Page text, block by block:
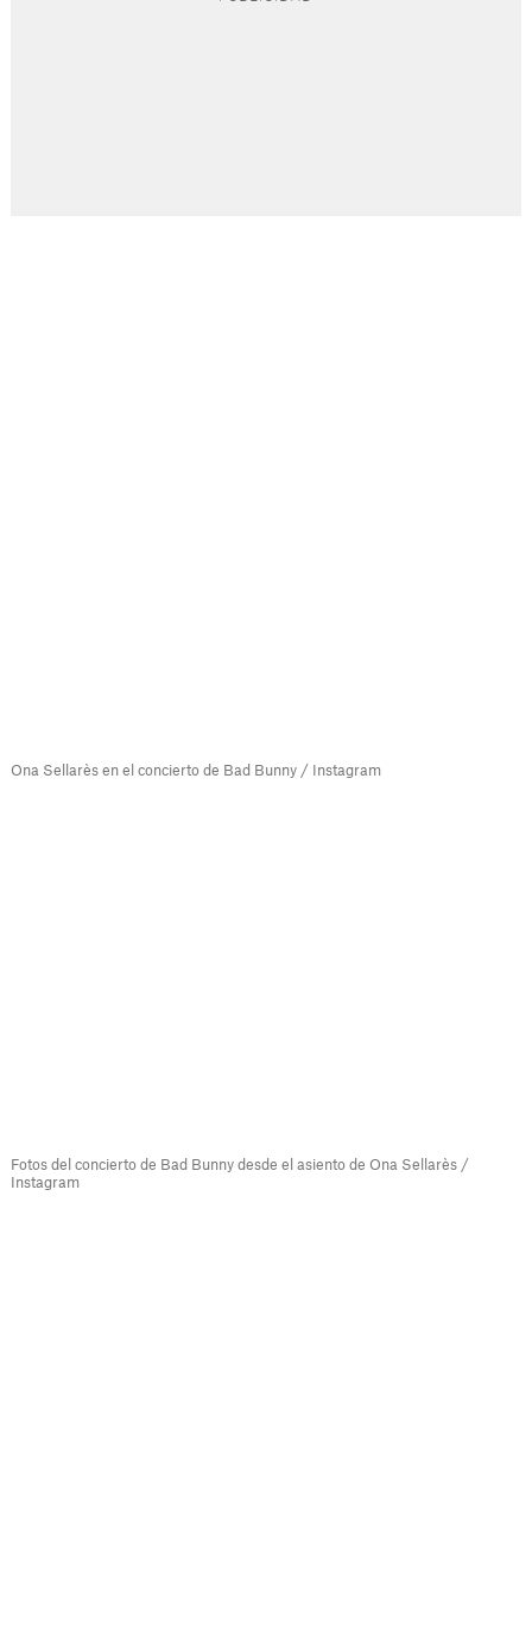
Ona Sellarès en el concierto de Bad Bunny / Instagram
Fotos del concierto de Bad Bunny desde el asiento de Ona Sellarès /
Instagram